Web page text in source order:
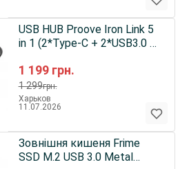
1 199 грн.
1 299грн.
USB HUB Proove Iron Link 5
in 1 (2*Type-C + 2*USB3.0 +
(HBIL00222024)
Харьков
11.07.2026
Зовнішня кишеня Frime
SSD M.2 USB 3.0 Metal